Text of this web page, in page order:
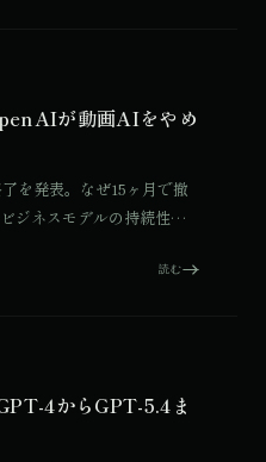
L.
が動画AIをやめ
を発表。なぜ15ヶ月で撤
ジネスモデルの持続性・
読む
4からGPT-5.4ま